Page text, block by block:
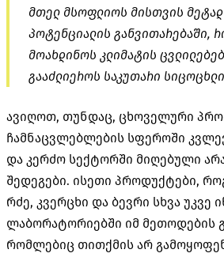
მთელ მსოფლიოს მისთვის
პოტენციალის განვითარებაში,
მოახდინოს კლიმატის
გააძლიეროს საკუთარი
ავიღოთ, თუნდაც, ცხოველური
ჩამნაცვლებლების სფეროში
და კერძო სექტორში მიღებული
შედეგები. ისეთი პროდუქტები,
რძე, კვერცხი და ბევრი სხვა უკვე
ლაბორატორიებში იმ მეთოდების
რომლებიც თითქმის არ